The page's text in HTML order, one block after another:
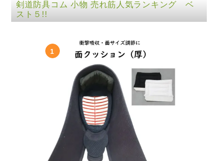
剣道防具コム 小物 売れ筋人気ランキング ベ
スト５!!